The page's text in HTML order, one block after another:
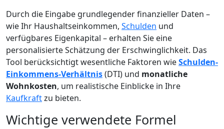
Durch die Eingabe grundlegender finanzieller Daten –
wie Ihr Haushaltseinkommen, Schulden und
verfügbares Eigenkapital – erhalten Sie eine
personalisierte Schätzung der Erschwinglichkeit. Das
Tool berücksichtigt wesentliche Faktoren wieSchulden-
Einkommens-Verhältnis(DTI) und monatliche
Wohnkosten, um realistische Einblicke in Ihre
Kaufkraftzu bieten.
Wichtige verwendete Formel